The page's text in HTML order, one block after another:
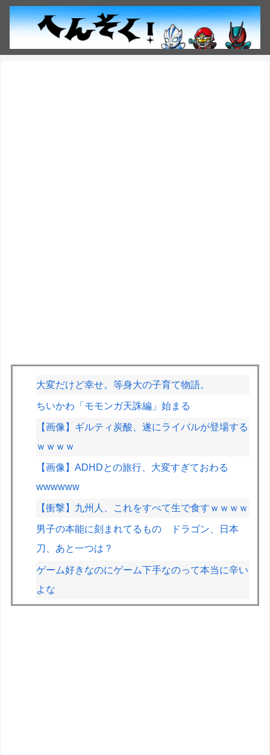
大変だけど幸せ。等身大の子育て物語。
ちいかわ「モモンガ天誅編」始まる
【画像】ギルティ炭酸、遂にライバルが登場する
ｗｗｗｗ
【画像】ADHDとの旅行、大変すぎておわる
wwwwww
【衝撃】九州人、これをすべて生で食すｗｗｗｗ
男子の本能に刻まれてるもの ドラゴン、日本
刀、あと一つは？
ゲーム好きなのにゲーム下手なのって本当に辛い
よな